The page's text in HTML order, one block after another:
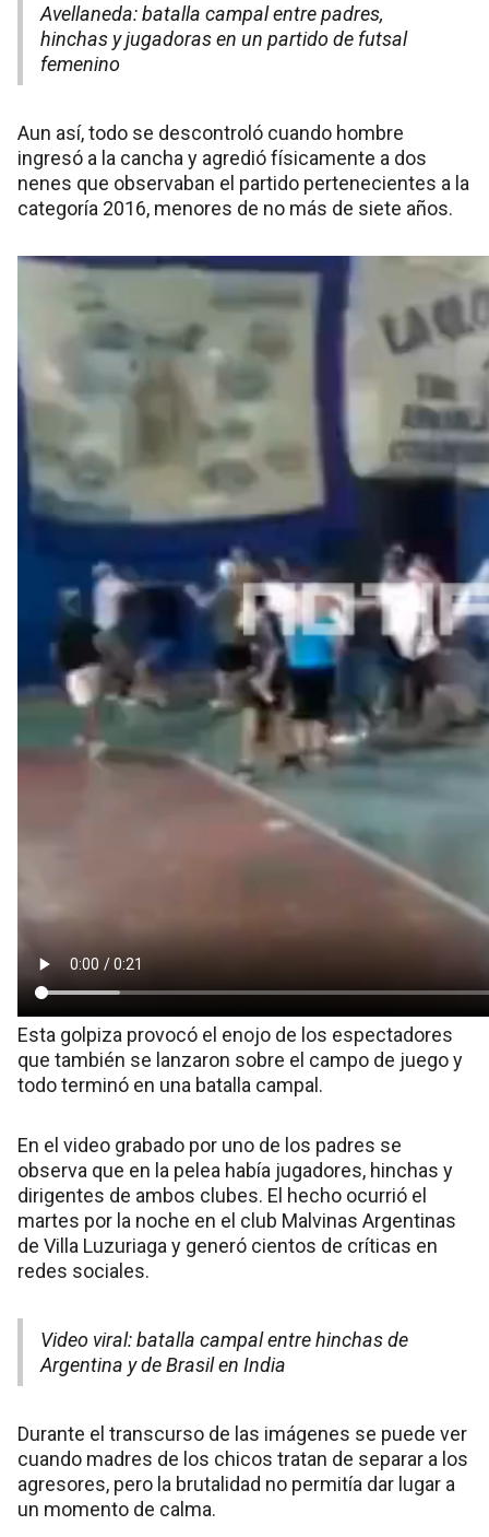
Avellaneda: batalla campal entre padres,
hinchas y jugadoras en un partido de futsal
femenino
Aun así, todo se descontroló cuando hombre
ingresó a la cancha y agredió físicamente a dos
nenes que observaban el partido pertenecientes a la
categoría 2016, menores de no más de siete años.
Esta golpiza provocó el enojo de los espectadores
que también se lanzaron sobre el campo de juego y
todo terminó en una batalla campal.
En el video grabado por uno de los padres se
observa que en la pelea había jugadores, hinchas y
dirigentes de ambos clubes. El hecho ocurrió el
martes por la noche en el club Malvinas Argentinas
de Villa Luzuriaga y generó cientos de críticas en
redes sociales.
Video viral: batalla campal entre hinchas de
Argentina y de Brasil en India
Durante el transcurso de las imágenes se puede ver
cuando madres de los chicos tratan de separar a los
agresores, pero la brutalidad no permitía dar lugar a
un momento de calma.